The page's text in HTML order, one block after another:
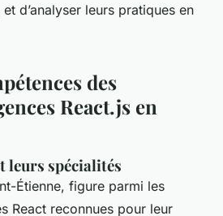
d’analyser leurs pratiques en
des
React.js en
leurs spécialités
Étienne, figure parmi les
React reconnues pour leur